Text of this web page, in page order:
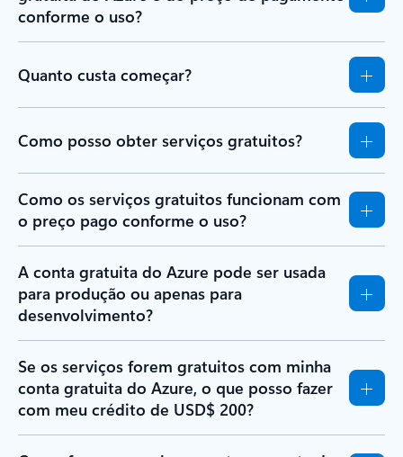
conforme o uso?
Quanto custa começar?
Como posso obter serviços gratuitos?
Como os serviços gratuitos funcionam com
o preço pago conforme o uso?
A conta gratuita do Azure pode ser usada
para produção ou apenas para
desenvolvimento?
Se os serviços forem gratuitos com minha
conta gratuita do Azure, o que posso fazer
com meu crédito de USD$ 200?